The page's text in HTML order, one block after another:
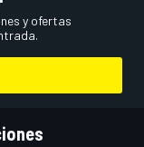
y ofertas